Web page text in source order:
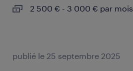
2 500 € - 3 000 € par mois
publié le 25 septembre 2025